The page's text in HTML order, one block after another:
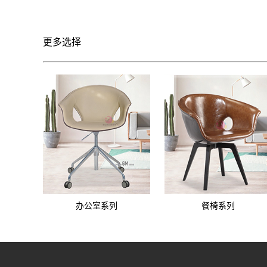
更多选择
办公室系列 餐椅系列